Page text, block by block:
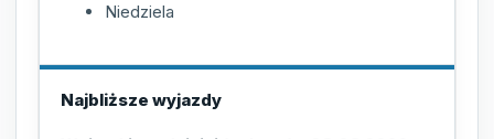
Niedziela
Najbliższe wyjazdy